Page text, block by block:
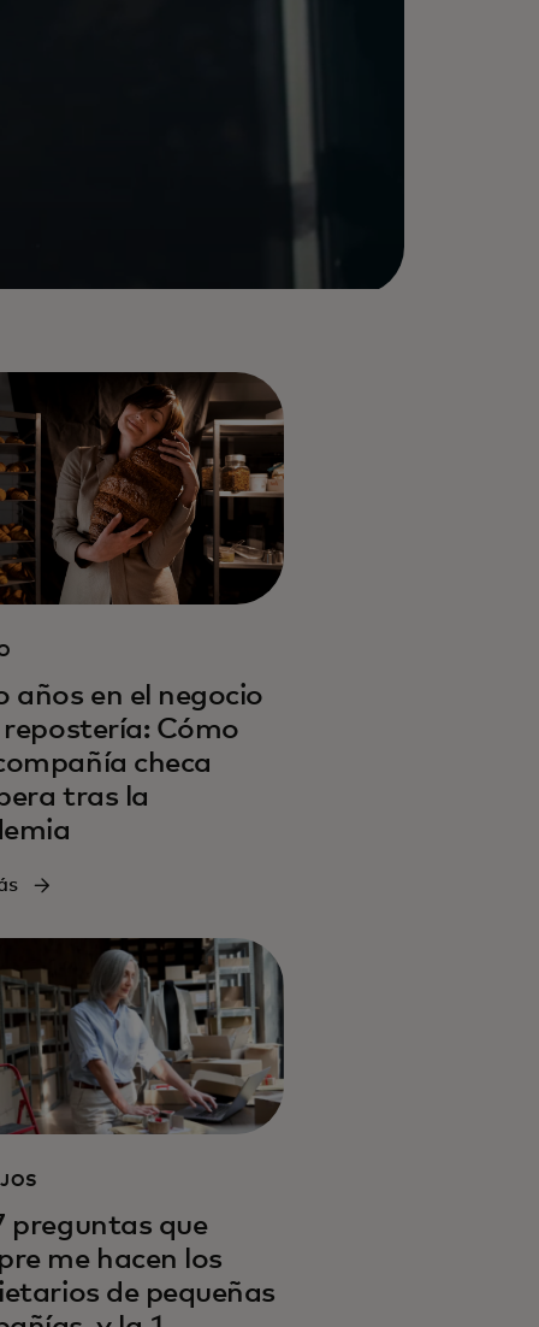
años en el negocio
repostería: Cómo
checa
tras la
preguntas que
me hacen los
de pequeñas